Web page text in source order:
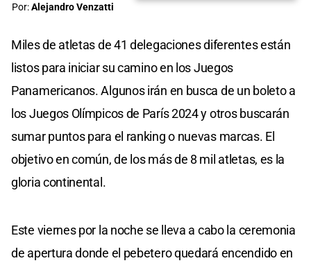
Por:Alejandro Venzatti
Miles de atletas de 41 delegaciones diferentes están
listos para iniciar su camino en los Juegos
Panamericanos. Algunos irán en busca de un boleto a
los Juegos Olímpicos de París 2024 y otros buscarán
sumar puntos para el ranking o nuevas marcas. El
objetivo en común, de los más de 8 mil atletas, es la
gloria continental.
Este viernes por la noche se lleva a cabo la ceremonia
de apertura donde el pebetero quedará encendido en